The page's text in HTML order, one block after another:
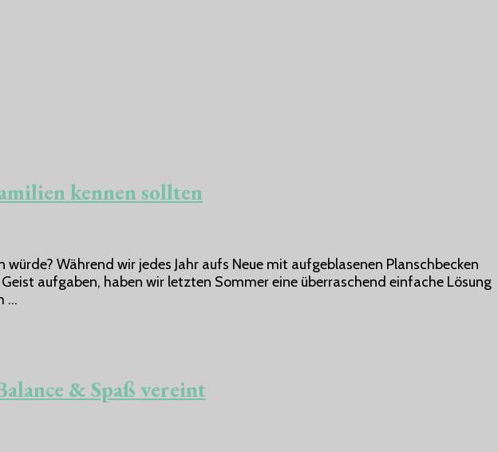
kennen sollten
Während wir jedes Jahr aufs Neue mit aufgeblasenen Planschbecken
aufgaben, haben wir letzten Sommer eine überraschend einfache Lösung
…
& Spaß vereint